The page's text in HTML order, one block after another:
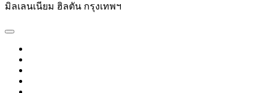
มิลเลนเนียม ฮิลตัน กรุงเทพฯ